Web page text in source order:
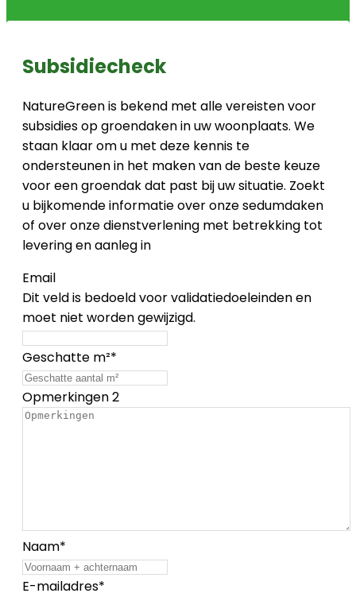
Subsidiecheck
NatureGreen is bekend met alle vereisten voor
subsidies op groendaken in uw woonplaats. We
staan klaar om u met deze kennis te
ondersteunen in het maken van de beste keuze
voor een groendak dat past bij uw situatie. Zoekt
u bijkomende informatie over onze sedumdaken
of over onze dienstverlening met betrekking tot
levering en aanleg in
Email
Dit veld is bedoeld voor validatiedoeleinden en
moet niet worden gewijzigd.
Geschatte m²*
Opmerkingen 2
Naam*
E-mailadres*